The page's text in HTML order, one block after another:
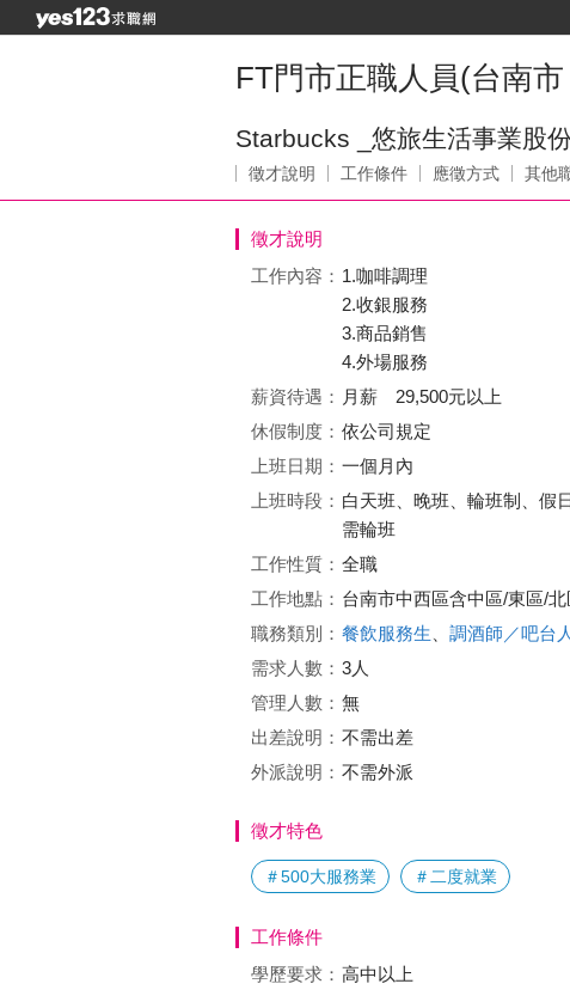
FT門市正職人員(台南
Starbucks _悠旅生活事業股
徵才說明 工作條件 應徵方式 其他
徵才說明
工作內容： 1.咖啡調理
2.收銀服務
3.商品銷售
4.外場服務
薪資待遇： 月薪 29,500元以上
休假制度： 依公司規定
上班日期： 一個月內
上班時段： 白天班、晚班、輪班制、假
需輪班
工作性質： 全職
工作地點： 台南市中西區含中區/東區/北
職務類別： 餐飲服務生 調酒師／吧台
需求人數： 3人
管理人數： 無
出差說明： 不需出差
外派說明： 不需外派
徵才特色
＃500大服務業 ＃二度就業
工作條件
學歷要求： 高中以上